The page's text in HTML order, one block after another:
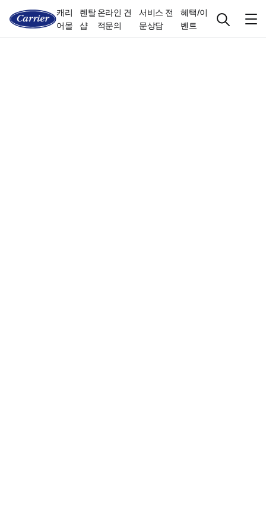
캐리
어몰
렌탈
샵
온라인 견
적문의
서비스 전
문상담
혜택/이
벤트